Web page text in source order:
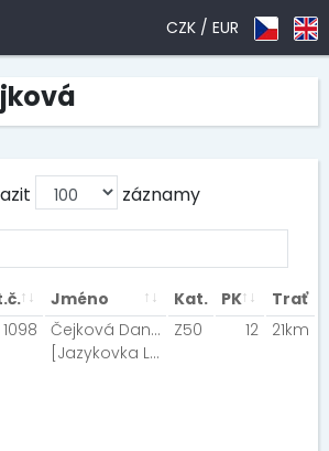
CZK / EUR
záznamy
Jméno Kat. PK
Trať
1098
Čejková Daniela
[Jazykovka Letovice Team]
Z50 12 21km